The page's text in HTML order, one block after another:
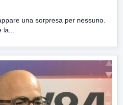
una sorpresa per nessuno.